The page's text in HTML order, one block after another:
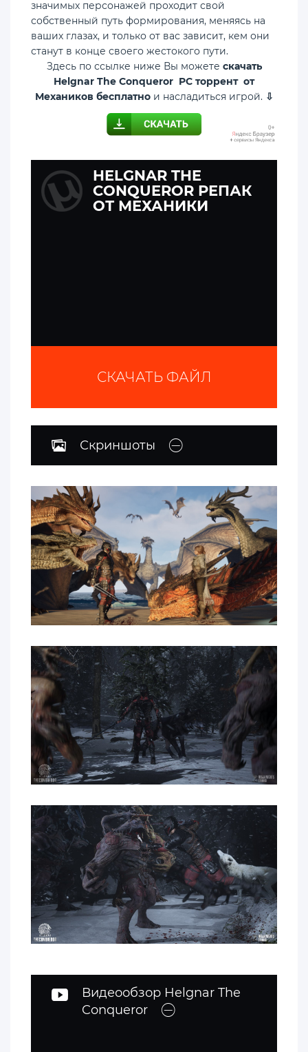
значимых персонажей проходит свой
собственный путь формирования, меняясь на
ваших глазах, и только от вас зависит, кем они
станут в конце своего жестокого пути.
Здесь по ссылке ниже Вы можете скачать
Helgnar The Conqueror PC торрент от
Механиков бесплатнои насладиться игрой. ⇩
HELGNAR THE
CONQUEROR РЕПАК
ОТ МЕХАНИКИ
СКАЧАТЬ ФАЙЛ
Скриншоты
Видеообзор Helgnar The
Conqueror